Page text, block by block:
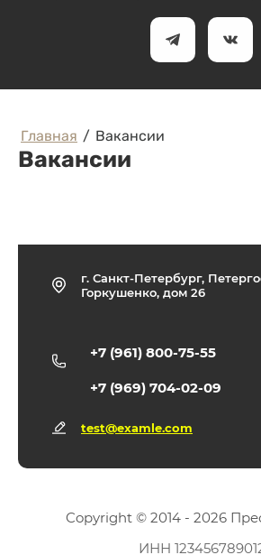
Главная / Вакансии
Вакансии
г. Санкт-Петербург,
Горкушенко, дом 26
+7 (961) 800-75-55
+7 (969) 704-02-09
test@examle.com
Copyright © 2014 - 2026
ИНН